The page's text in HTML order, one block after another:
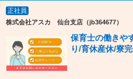
正社員
株式会社アスカ 仙台支店（jb364677）
保育士の働きや
り/育休産休/寮